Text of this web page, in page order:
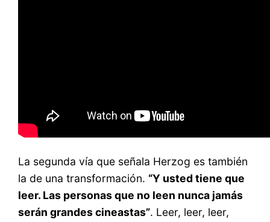
La segunda vía que señala Herzog es también
la de una transformación. “Y usted tiene que
leer. Las personas que no leen nunca jamás
serán grandes cineastas”. Leer, leer, leer,